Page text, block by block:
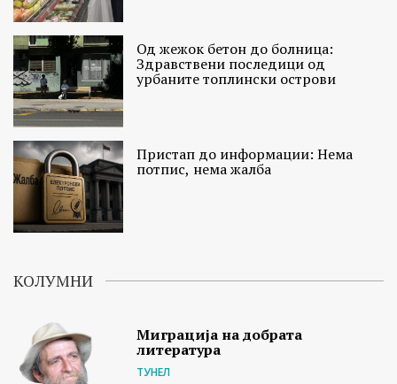
Од жежок бетон до болница:
Здравствени последици од
урбаните топлински острови
Пристап до информации: Нема
потпис, нема жалба
КОЛУМНИ
Миграција на добрата
литература
ТУНЕЛ